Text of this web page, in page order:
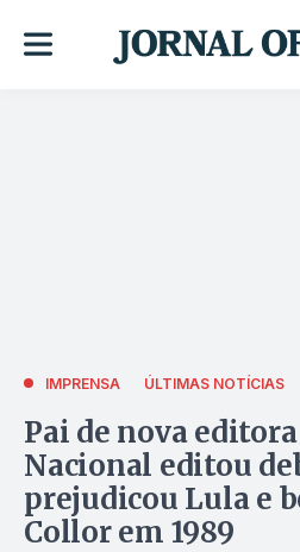
IMPRENSA ÚLTIMAS NOTÍCIAS
Pai de nova
Nacional editou
prejudicou Lula e
Collor em 1989